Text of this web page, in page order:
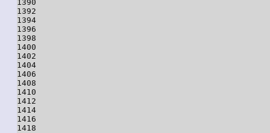
1390
1392
1394
1396
1398
1400
1402
1404
1406
1408
1410
1412
1414
1416
1418